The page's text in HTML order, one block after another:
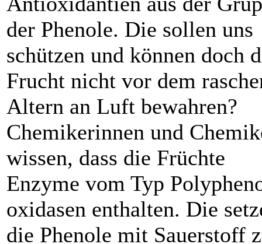
der Phenole. Die sollen uns
schützen und können doch
Frucht nicht vor dem
Altern an Luft bewahren?
Chemikerinnen und
wissen, dass die Früchte
Enzyme vom Typ
oxidasen enthalten. Die
die Phenole mit Sauerstoff